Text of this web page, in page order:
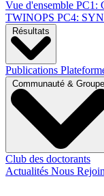
Vue d'ensemble PC1:
TWINOPS PC4:
Publications
Club des doctorants
Actualités Nous